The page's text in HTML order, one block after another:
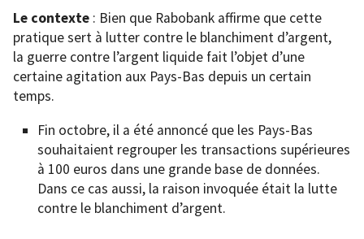
Le contexte : Bien que Rabobank affirme que cette
pratique sert à lutter contre le blanchiment d’argent,
la guerre contre l’argent liquide fait l’objet d’une
certaine agitation aux Pays-Bas depuis un certain
temps.
Fin octobre, il a été annoncé que les Pays-Bas
souhaitaient regrouper les transactions supérieures
à 100 euros dans une grande base de données.
Dans ce cas aussi, la raison invoquée était la lutte
contre le blanchiment d’argent.